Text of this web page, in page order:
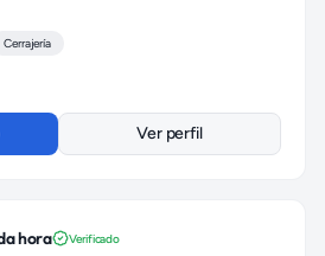
Cerrajería
Ver perfil
hora Verificado